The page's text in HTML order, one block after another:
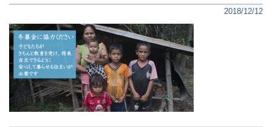
2018/12/12